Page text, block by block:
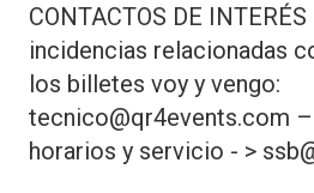
CONTACTOS DE
incidencias relacionadas
los billetes voy y vengo:
tecnico@qr4events.com
horarios y servicio - >